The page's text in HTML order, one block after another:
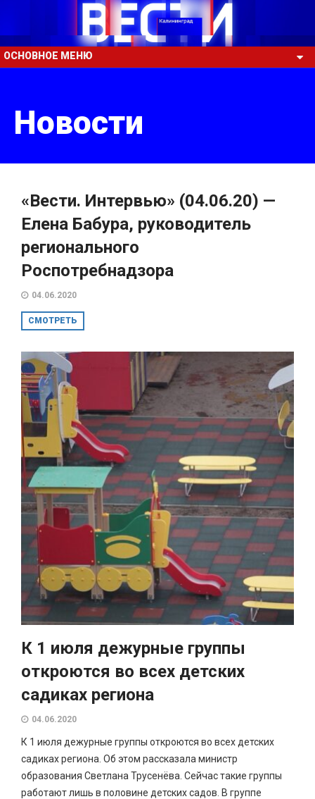
ОСНОВНОЕ МЕНЮ
Новости
«Вести. Интервью» (04.06.20) —
Елена Бабура, руководитель
регионального
Роспотребнадзора
04.06.2020
СМОТРЕТЬ
К 1 июля дежурные группы
откроются во всех детских
садиках региона
04.06.2020
К 1 июля дежурные группы откроются во всех детских
садиках региона. Об этом рассказала министр
образования Светлана Трусенёва. Сейчас такие группы
работают лишь в половине детских садов. В группе